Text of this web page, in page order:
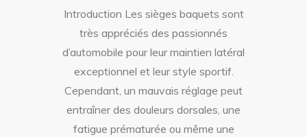
un
siège
baquet
pour
un
confort
Introduction Les sièges baquets sont
très appréciés des passionnés
d’automobile pour leur maintien latéral
exceptionnel et leur style sportif.
Cependant, un mauvais réglage peut
entraîner des douleurs dorsales, une
fatigue prématurée ou même une